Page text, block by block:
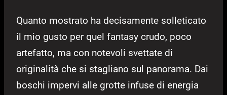
Quanto mostrato ha decisamente solleticato
il mio gusto per quel fantasy crudo, poco
artefatto, ma con notevoli svettate di
originalità che si stagliano sul panorama. Dai
boschi impervi alle grotte infuse di energia